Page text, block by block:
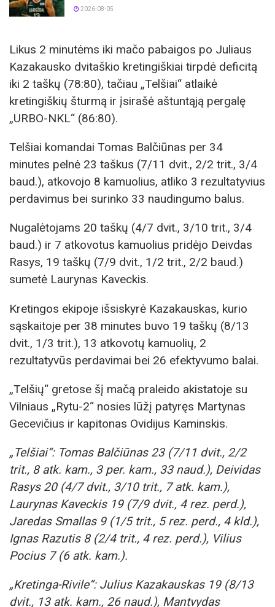
2026-08-05
Likus 2 minutėms iki mačo pabaigos po Juliaus
Kazakausko dvitaškio kretingiškiai tirpdė deficitą
iki 2 taškų (78:80), tačiau „Telšiai“ atlaikė
kretingiškių šturmą ir įsirašė aštuntąją pergalę
„URBO-NKL“ (86:80).
Telšiai komandai Tomas Balčiūnas per 34
minutes pelnė 23 taškus (7/11 dvit., 2/2 trit., 3/4
baud.), atkovojo 8 kamuolius, atliko 3 rezultatyvius
perdavimus bei surinko 33 naudingumo balus.
Nugalėtojams 20 taškų (4/7 dvit., 3/10 trit., 3/4
baud.) ir 7 atkovotus kamuolius pridėjo Deivdas
Rasys, 19 taškų (7/9 dvit., 1/2 trit., 2/2 baud.)
sumetė Laurynas Kaveckis.
Kretingos ekipoje išsiskyrė Kazakauskas, kurio
sąskaitoje per 38 minutes buvo 19 taškų (8/13
dvit., 1/3 trit.), 13 atkovotų kamuolių, 2
rezultatyvūs perdavimai bei 26 efektyvumo balai.
„Telšių“ gretose šį mačą praleido akistatoje su
Vilniaus „Rytu-2“ nosies lūžį patyręs Martynas
Gecevičius ir kapitonas Ovidijus Kaminskis.
„Telšiai“: Tomas Balčiūnas 23 (7/11 dvit., 2/2
trit., 8 atk. kam., 3 per. kam., 33 naud.), Deividas
Rasys 20 (4/7 dvit., 3/10 trit., 7 atk. kam.),
Laurynas Kaveckis 19 (7/9 dvit., 4 rez. perd.),
Jaredas Smallas 9 (1/5 trit., 5 rez. perd., 4 kld.),
Ignas Razutis 8 (2/4 trit., 4 rez. perd.), Vilius
Pocius 7 (6 atk. kam.).
„Kretinga-Rivile“: Julius Kazakauskas 19 (8/13
dvit., 13 atk. kam., 26 naud.), Mantvydas